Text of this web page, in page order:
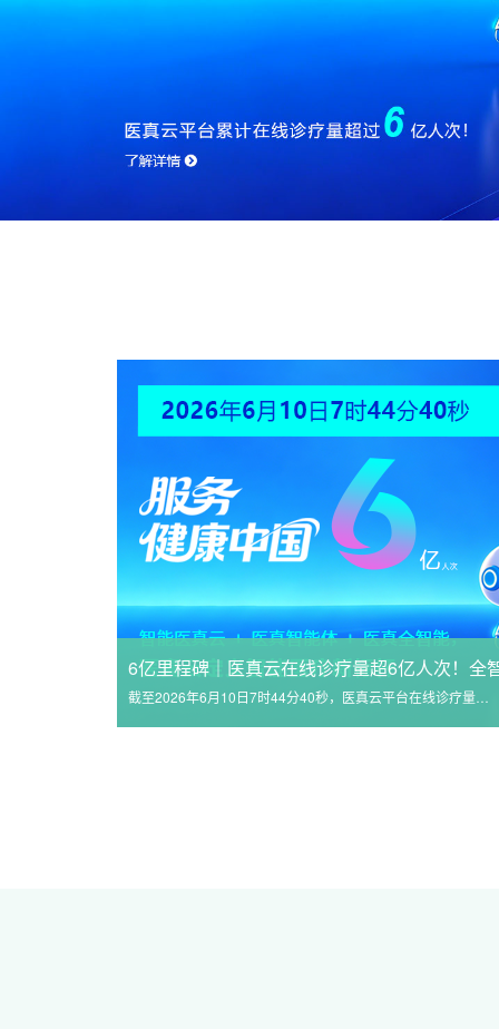
截至2026年6月10日7时44分40秒，医真云平台在线诊疗量正式超过6亿人次。